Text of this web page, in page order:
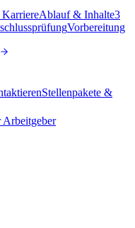
Ablauf & Inhalte3
Vorbereitung
Stellenpakete &